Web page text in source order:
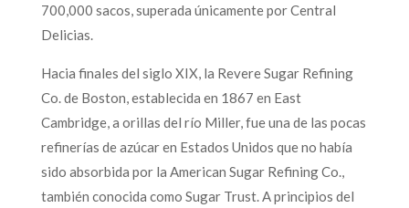
700,000 sacos, superada únicamente por Central
Delicias.
Hacia finales del siglo XIX, la Revere Sugar Refining
Co. de Boston, establecida en 1867 en East
Cambridge, a orillas del río Miller, fue una de las pocas
refinerías de azúcar en Estados Unidos que no había
sido absorbida por la American Sugar Refining Co.,
también conocida como Sugar Trust. A principios del